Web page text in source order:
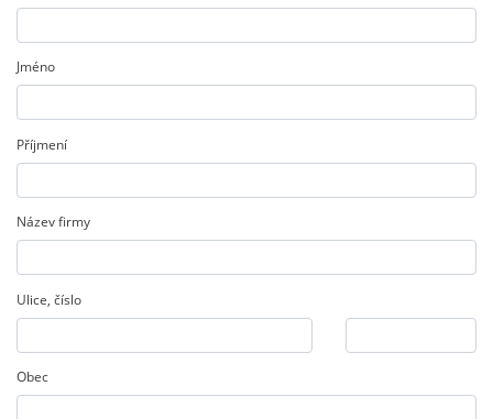
Jméno
Příjmení
Název firmy
Ulice, číslo
Obec